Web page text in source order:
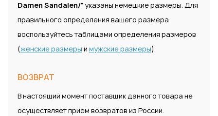
Damen Sandalen/" указаны немецкие размеры. Для
правильного определения вашего размера
воспользуйтесь таблицами определения размеров
(женские размеры и мужские размеры).
ВОЗВРАТ
В настоящий момент поставщик данного товара не
осуществляет прием возвратов из России.